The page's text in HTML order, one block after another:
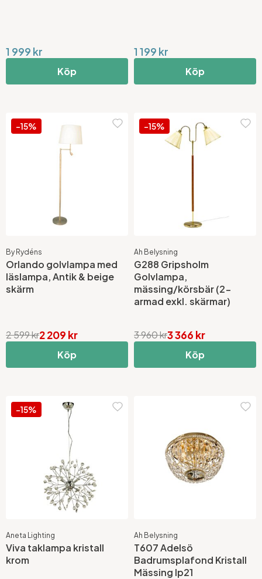
1 999 kr
Köp
1 199 kr
Köp
-15%
By Rydéns
Orlando golvlampa med
läslampa, Antik & beige
skärm
2 209 kr
2 599 kr
Köp
-15%
Ah Belysning
G288 Gripsholm
Golvlampa,
mässing/körsbär (2-
armad exkl. skärmar)
3 366 kr
3 960 kr
Köp
-15%
Aneta Lighting
Viva taklampa kristall
krom
Ah Belysning
T607 Adelsö
Badrumsplafond Kristall
Mässing Ip21